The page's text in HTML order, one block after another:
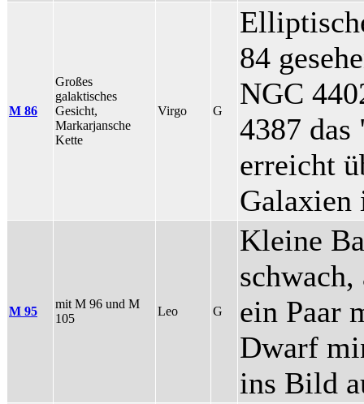
M 86
Großes
galaktisches
Gesicht,
Markarjansche
Kette
Virgo G
84
NGC
4387
erreicht
Galaxien
M 95
mit M 96 und M
105
Leo G
Kleine
ein Paar
Dwarf
ins Bild